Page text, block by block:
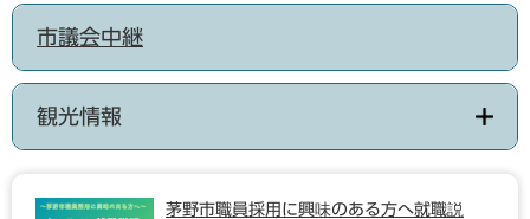
市議会中継
観光情報
茅野市職員採用に興味のある方へ就職説